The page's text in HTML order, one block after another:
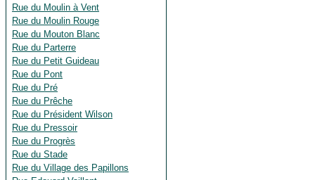
Rue du Moulin à Vent
Rue du Moulin Rouge
Rue du Mouton Blanc
Rue du Parterre
Rue du Petit Guideau
Rue du Pont
Rue du Pré
Rue du Prêche
Rue du Président Wilson
Rue du Pressoir
Rue du Progrès
Rue du Stade
Rue du Village des Papillons